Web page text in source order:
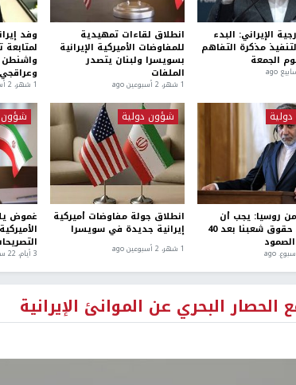
الإيراني: البدء
مذكرة التفاهم
الجمعة
انطلاق لقاءات تمهيدية
للمفاوضات الأميركية الإيرانية
بسويسرا ولبنان يتصدر
الملفات
1 شهر، 2 أسبوعين ago
وفد
واشنطن
وعراقجي
1 شهر، 2 أسبوعين ago
روسيا: يجب أن
نستوفي حقوق شعبنا بعد 40
شؤون دولية
انطلاق جولة مفاوضات أميركية
إيرانية جديدة في سويسرا
1 شهر، 2 أسبوعين ago
شؤون
غموض
3 أيام، 22 ساعة ago
البحري عن الموانئ الإيرانية